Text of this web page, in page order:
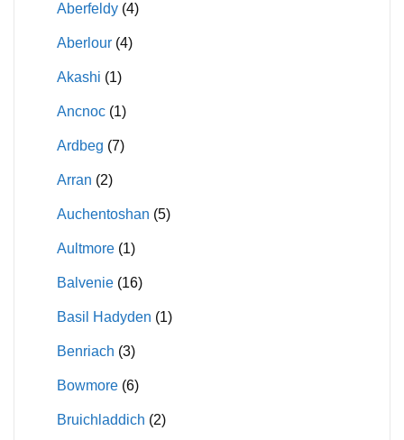
Aberfeldy (4)
Aberlour (4)
Akashi (1)
Ancnoc (1)
Ardbeg (7)
Arran (2)
Auchentoshan (5)
Aultmore (1)
Balvenie (16)
Basil Hadyden (1)
Benriach (3)
Bowmore (6)
Bruichladdich (2)